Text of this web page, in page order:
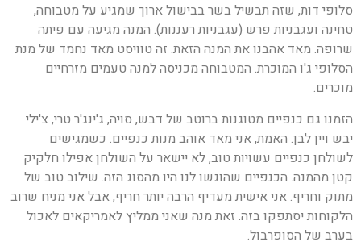
סלופי דות, שזה תבשיל בשר בבישול ארוך שמגיע על מטבוחה,
טחינה ועגבניות פרש (עגבניות רעננות). המנה מגיעה עם פיתה
שרופה. מאד אהבנו את המנה הזאת. זה טוויסט מאד נחמד של מנת
הסלופי ג'ו המוכרת. המטבוחה מכניסה למנה טעמים מזרחיים
מוכרים.
הזמנו גם כנפיים מטוגנות ברוטב של דבש, סויה, ג'ינג'ר טרי, צ'ילי
יבש ויין לבן. האמת, אני מאד אוהב מנות כנפיים. כשמגישים
לשולחן כנפיים עשויות טוב, לא יישאר על השולחן אפילו חלקיק
קטן מהמנה. הכנפיים שהוגשו לנו היו מהסוג הזה. שילוב טוב של
מתוק וחריף. אני אישית מעדיף הרבה יותר חריף, אבל אני מניח שרוב
הלקוחות יסתפקו בזה. זאת מנה שאני ממליץ לאמריקאים לאכול
בערב של הסופרבול.